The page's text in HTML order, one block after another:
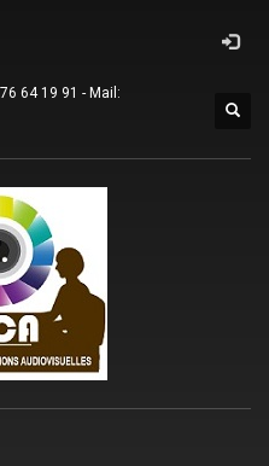
64 19 91 - Mail: